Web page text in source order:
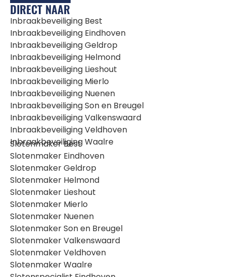
DIRECT NAAR
Inbraakbeveiliging Best
Inbraakbeveiliging Eindhoven
Inbraakbeveiliging Geldrop
Inbraakbeveiliging Helmond
Inbraakbeveiliging Lieshout
Inbraakbeveiliging Mierlo
Inbraakbeveiliging Nuenen
Inbraakbeveiliging Son en Breugel
Inbraakbeveiliging Valkenswaard
Inbraakbeveiliging Veldhoven
Inbraakbeveiliging Waalre
Slotenmaker Best
Slotenmaker Eindhoven
Slotenmaker Geldrop
Slotenmaker Helmond
Slotenmaker Lieshout
Slotenmaker Mierlo
Slotenmaker Nuenen
Slotenmaker Son en Breugel
Slotenmaker Valkenswaard
Slotenmaker Veldhoven
Slotenmaker Waalre